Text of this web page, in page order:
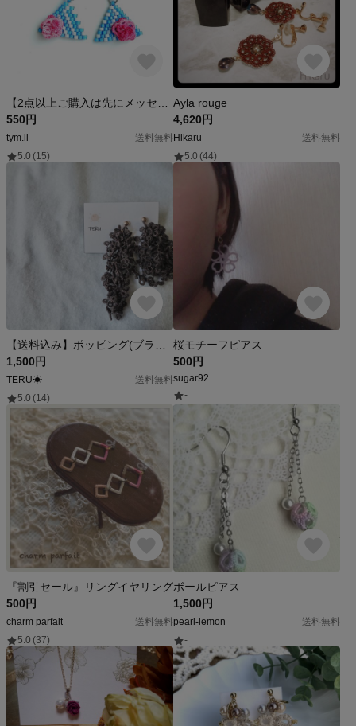
550円
tym.ii
送料無料
5.0 (15)
Ayla rouge
4,620円
Hikaru
送料無料
5.0 (44)
1,500円
TERU☀︎
送料無料
5.0 (14)
桜モチーフピアス
500円
sugar92
-
『割引セール』リングイヤリング
500円
charm parfait
送料無料
5.0 (37)
ボールピアス
1,500円
pearl-lemon
送料無料
-